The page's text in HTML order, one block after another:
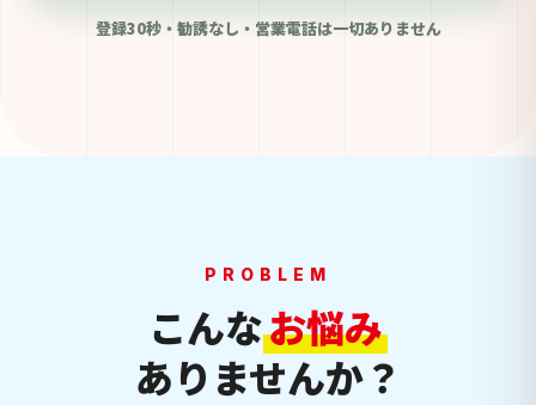
登録30秒・勧誘なし・営業電話は一切ありません
PROBLEM
こんなお悩み
ありませんか？